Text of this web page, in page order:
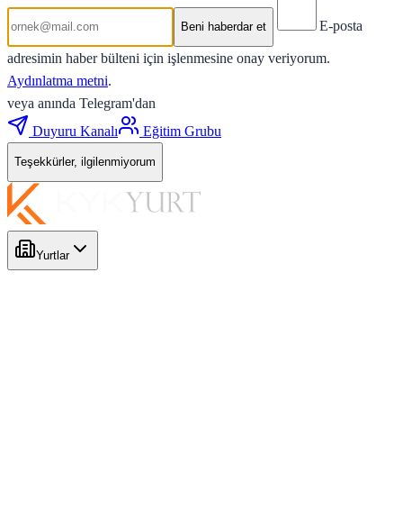
Beni haberdar et E-posta
adresimin haber bülteni için işlenmesine onay veriyorum.
Aydınlatma metni.
veya anında Telegram'dan
Duyuru Kanalı
Eğitim Grubu
Teşekkürler, ilgilenmiyorum
Yurtlar